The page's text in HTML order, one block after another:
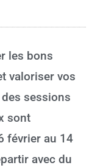
les bons
valoriser vos
sessions
sont
février au 14
avec du